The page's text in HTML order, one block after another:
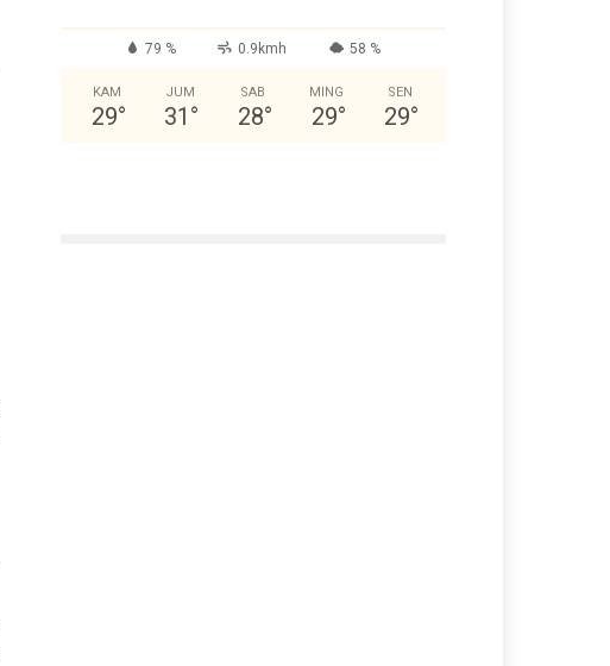
79 % 0.9kmh 58 %
KAM
29°
JUM
31 °
SAB
28°
MING
29°
SEN
29°